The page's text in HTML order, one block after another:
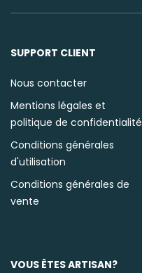
SUPPORT CLIENT
Nous contacter
Mentions légales et
politique de confidentialité
Conditions générales
d'utilisation
Conditions générales de
vente
VOUS ÊTES ARTISAN?